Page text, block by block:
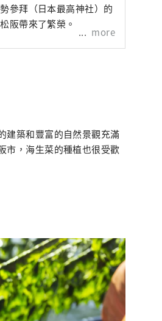
參拜（日本最高神社）的
阪帶來了繁榮。
more
建築和豐富的自然景觀充滿
市，海生菜的種植也很受歡